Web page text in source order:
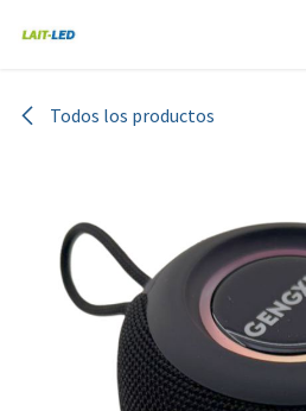
Todos los productos